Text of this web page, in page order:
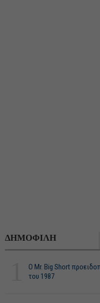
ΔΗΜΟΦΙΛΗ
O Mr. Big Short
του 1987